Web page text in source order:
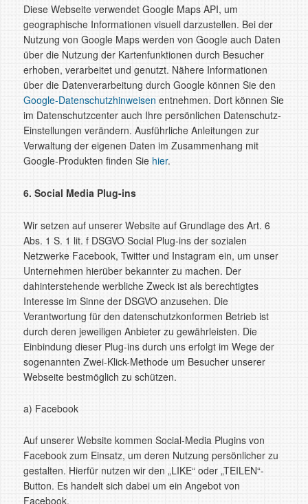
Diese Webseite verwendet Google Maps API, um
geographische Informationen visuell darzustellen. Bei der
Nutzung von Google Maps werden von Google auch Daten
über die Nutzung der Kartenfunktionen durch Besucher
erhoben, verarbeitet und genutzt. Nähere Informationen
über die Datenverarbeitung durch Google können Sie den
Google-Datenschutzhinweisen entnehmen. Dort können Sie
im Datenschutzcenter auch Ihre persönlichen Datenschutz-
Einstellungen verändern. Ausführliche Anleitungen zur
Verwaltung der eigenen Daten im Zusammenhang mit
Google-Produkten finden Sie hier.
6. Social Media Plug-ins
Wir setzen auf unserer Website auf Grundlage des Art. 6
Abs. 1 S. 1 lit. f DSGVO Social Plug-ins der sozialen
Netzwerke Facebook, Twitter und Instagram ein, um unser
Unternehmen hierüber bekannter zu machen. Der
dahinterstehende werbliche Zweck ist als berechtigtes
Interesse im Sinne der DSGVO anzusehen. Die
Verantwortung für den datenschutzkonformen Betrieb ist
durch deren jeweiligen Anbieter zu gewährleisten. Die
Einbindung dieser Plug-ins durch uns erfolgt im Wege der
sogenannten Zwei-Klick-Methode um Besucher unserer
Webseite bestmöglich zu schützen.
a) Facebook
Auf unserer Website kommen Social-Media Plugins von
Facebook zum Einsatz, um deren Nutzung persönlicher zu
gestalten. Hierfür nutzen wir den „LIKE“ oder „TEILEN“-
Button. Es handelt sich dabei um ein Angebot von
Facebook.